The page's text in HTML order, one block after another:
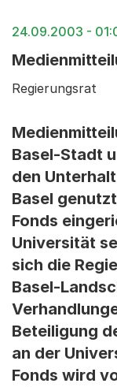
24.09.2003 -
Regierungsrat
Basel-Stadt
den
Basel
Fonds
Universität
sich die
Basel-
Beteiligung
an der
Fonds wird